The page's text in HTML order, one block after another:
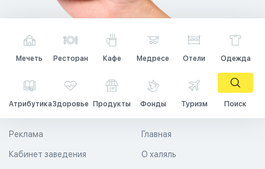
Мечеть Ресторан Кафе Медресе Отели Одежда
АтрибутикаЗдоровье Продукты Фонды Туризм Поиск
Главная
О халяль
Реклама
Кабинет заведения